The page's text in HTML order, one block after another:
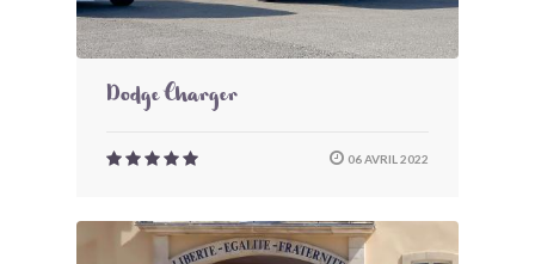
Dodge Charger
06 AVRIL 2022